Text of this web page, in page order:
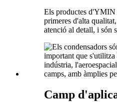
Els productes d'YMIN
primeres d'alta
atenció al detall, i són
Camp